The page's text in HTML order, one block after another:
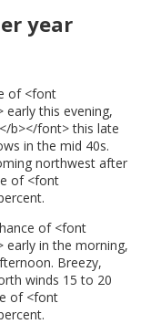
year
of <font
this evening,
b></font> this late
in the mid 40s.
northwest after
of <font
of <font
early in the morning,
Breezy,
winds 15 to 20
of <font